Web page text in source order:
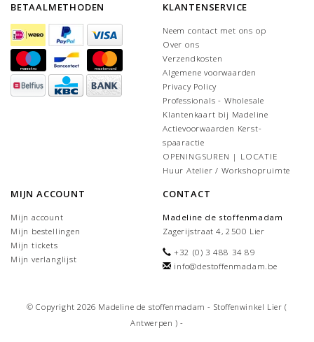
BETAALMETHODEN KLANTENSERVICE
Neem contact met ons op
Over ons
Verzendkosten
Algemene voorwaarden
Privacy Policy
Professionals - Wholesale
Klantenkaart bij Madeline
Actievoorwaarden Kerst-
spaaractie
OPENINGSUREN | LOCATIE
Huur Atelier / Workshopruimte
MIJN ACCOUNT
Mijn account
Mijn bestellingen
Mijn tickets
Mijn verlanglijst
CONTACT
Madeline de stoffenmadam
Zagerijstraat 4, 2500 Lier
+32 (0) 3 488 34 89
info@destoffenmadam.be
© Copyright 2026 Madeline de stoffenmadam - Stoffenwinkel Lier (
Antwerpen ) -